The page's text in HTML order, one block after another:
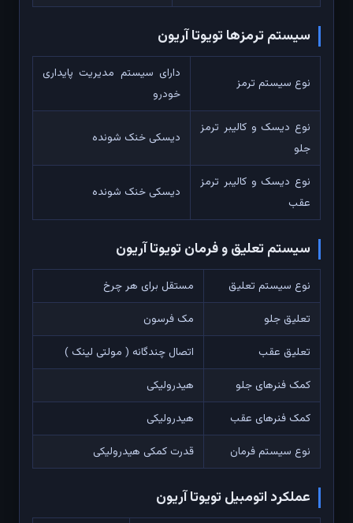
سیستم ترمزها تویوتا آریون
نوع سیستم ترمز
دارای سیستم مدیریت پایداری
خودرو
نوع دیسک و کالیبر ترمز
جلو
دیسکی خنک شونده
نوع دیسک و کالیبر ترمز
عقب
دیسکی خنک شونده
سیستم تعلیق و فرمان تویوتا آریون
نوع سیستم تعلیق
مستقل برای هر چرخ
تعلیق جلو
مک فرسون
تعلیق عقب
اتصال چندگانه ( مولتی لینک )
کمک فنرهای جلو
هیدرولیکی
کمک فنرهای عقب
هیدرولیکی
نوع سیستم فرمان
قدرت کمکی هیدرولیکی
عملکرد اتومبیل تویوتا آریون